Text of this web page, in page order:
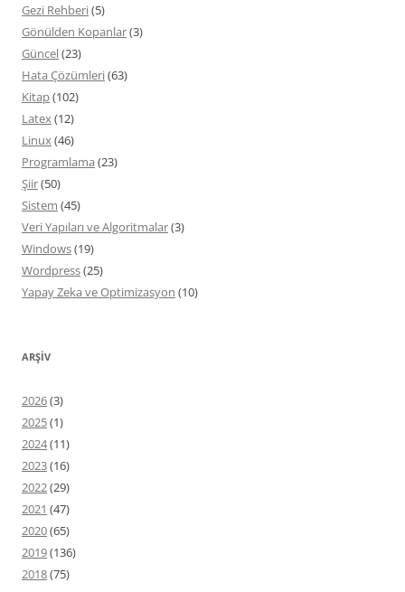
Gezi Rehberi(5)
Gönülden Kopanlar(3)
Güncel(23)
Hata Çözümleri(63)
Kitap(102)
Latex(12)
Linux(46)
Programlama (23)
Şiir(50)
Sistem (45)
Veri Yapıları ve Algoritmalar(3)
Windows(19)
Wordpress(25)
Yapay Zeka ve Optimizasyon (10)
ARŞIV
2026(3)
2025(1)
2024(11)
2023(16)
2022(29)
2021 (47)
2020(65)
2019(136)
2018(75)